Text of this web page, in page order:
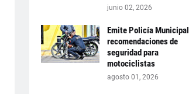
junio 02, 2026
Emite Policía Municipal
recomendaciones de
seguridad para
motociclistas
agosto 01, 2026